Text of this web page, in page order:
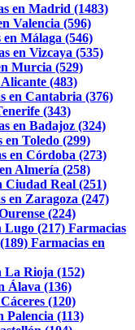
en Madrid (1483)
Valencia (596)
en Málaga (546)
en Vizcaya (535)
Murcia (529)
(483)
en Cantabria (376)
(343)
en Badajoz (324)
en Toledo (299)
en Córdoba (273)
Almería (258)
Ciudad Real (251)
en Zaragoza (247)
(224)
Lugo (217) Farmacias
Farmacias en
La Rioja (152)
Álava (136)
(120)
Palencia (113)